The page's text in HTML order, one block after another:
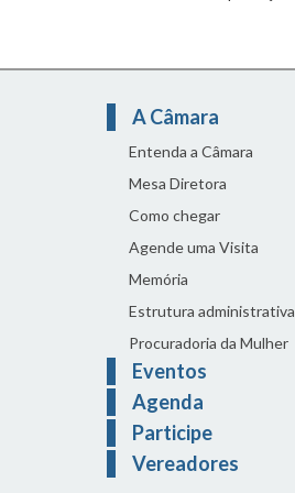
A Câmara
Entenda a Câmara
Mesa Diretora
Como chegar
Agende uma Visita
Memória
Estrutura administrativa
Procuradoria da Mulher
Eventos
Agenda
Participe
Vereadores